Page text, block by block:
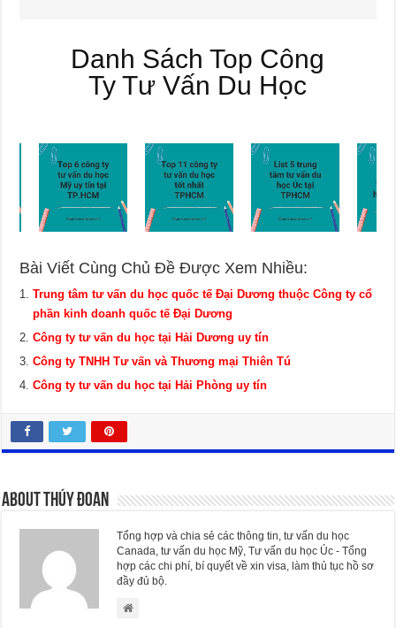
Danh Sách Top Công
Ty Tư Vấn Du Học
Bài Viết Cùng Chủ Đề Được Xem Nhiều:
Trung tâm tư vấn du học quốc tế Đại Dương thuộc Công ty cổ
phần kinh doanh quốc tế Đại Dương
Công ty tư vấn du học tại Hải Dương uy tín
Công ty TNHH Tư vấn và Thương mại Thiên Tú
Công ty tư vấn du học tại Hải Phòng uy tín
About Thúy Đoan
Tổng hợp và chia sẻ các thông tin, tư vấn du học
Canada, tư vấn du học Mỹ, Tư vấn du học Úc - Tổng
hợp các chi phí, bí quyết về xin visa, làm thủ tục hồ sơ
đầy đủ bộ.